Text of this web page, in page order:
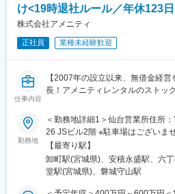
問、飛び込みなど新規の顧客に向
す。業務に慣れてきたら2~3年程
われていくため、徐々に既存顧客
です（通例5年程度で既存がほぼ
ージとなります。
入社後半年程度は先輩社員の商談
な流れで契約が行われるかを習得
自身で商談を行っていただき、契
っていただきます。
■評価体制
拠点の上長と売り上げの目標設定
け<19時退社ルール／年休123日
株式会社アメニティ
正社員 業種未経験歓迎
仕事内容
【2007年の設立以来、無借金経
長！アメニティレンタルのストッ
を図るため、このたび新たな仲間
た。
■業務詳細：
病院や介護施設に向けて、入院・
日用品などをレンタルできる「ア
提案する営業です。ニーズに応じ
勤務地
＜勤務地詳細1＞仙台営業所住所
26 JSビル2階 ※駐車場はございません受動喫煙対策：屋内全面禁
煙＜勤務地詳細2＞さいたま営業
田窪5-27-3-103 勤務地最寄駅：
駅受動喫煙対策：屋内全面禁煙＜
【最寄り駅】
卸町駅(宮城県)、安積永盛駅、六
堂駅(宮城県)、磐城守山駅